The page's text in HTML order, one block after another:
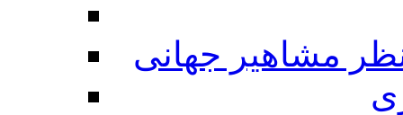
مشاهیر جهانی